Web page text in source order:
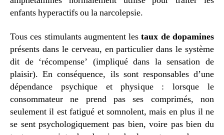
enfants hyperactifs ou la narcolepsie.
Tous ces stimulants augmentent lestaux de dopamines
présents dans le cerveau, en particulier dans le système
dit de ‘récompense’ (impliqué dans la sensation de
plaisir). En conséquence, ils sont responsables d’une
dépendance psychique et physique : lorsque le
consommateur ne prend pas ses comprimés, non
seulement il est fatigué et somnolent, mais en plus il ne
se sent psychologiquement pas bien, voire pas bien du